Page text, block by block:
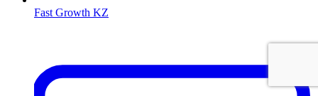
Fast Growth KZ